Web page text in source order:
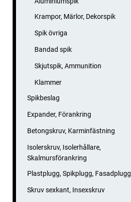
Krampor, Märlor, Dekorspik
Spik övriga
Bandad spik
Skjutspik, Ammunition
Klammer
Spikbeslag
Expander, Förankring
Betongskruv, Karminfästning
Isolerskruv, Isolerhållare,
Skalmursförankring
Plastplugg, Spikplugg, Fasadplugg
Skruv sexkant, Insexskruv